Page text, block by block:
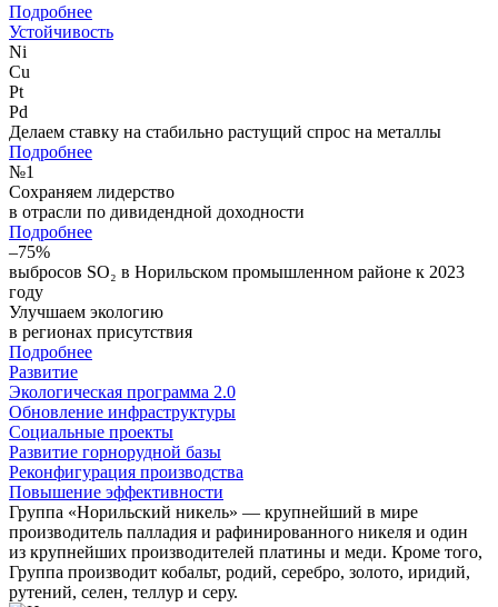
Подробнее
Устойчивость
Ni
Cu
Pt
Pd
Делаем ставку на стабильно растущий спрос на металлы
Подробнее
№1
Сохраняем лидерство
в отрасли по дивидендной доходности
Подробнее
–75%
выбросов SO₂ в Норильском промышленном районе к 2023
году
Улучшаем экологию
в регионах присутствия
Подробнее
Развитие
Экологическая программа 2.0
Обновление инфраструктуры
Социальные проекты
Развитие горнорудной базы
Реконфигурация производства
Повышение эффективности
Группа «Норильский никель» — крупнейший в мире
производитель палладия и рафинированного никеля и один
из крупнейших производителей платины и меди. Кроме того,
Группа производит кобальт, родий, серебро, золото, иридий,
рутений, селен, теллур и серу.